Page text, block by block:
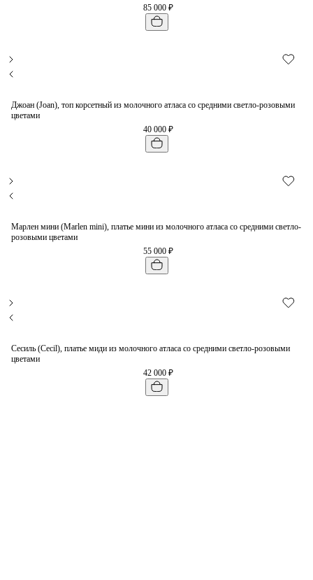
85 000 ₽
Джоан (Joan), топ корсетный из молочного атласа со средними светло-розовыми
цветами
40 000 ₽
Марлен мини (Marlen mini), платье мини из молочного атласа со средними светло-
розовыми цветами
55 000 ₽
Сесиль (Cecil), платье миди из молочного атласа со средними светло-розовыми
цветами
42 000 ₽